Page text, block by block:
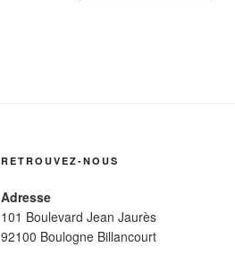
RETROUVEZ-NOUS
Adresse
101 Boulevard Jean Jaurès
92100 Boulogne Billancourt